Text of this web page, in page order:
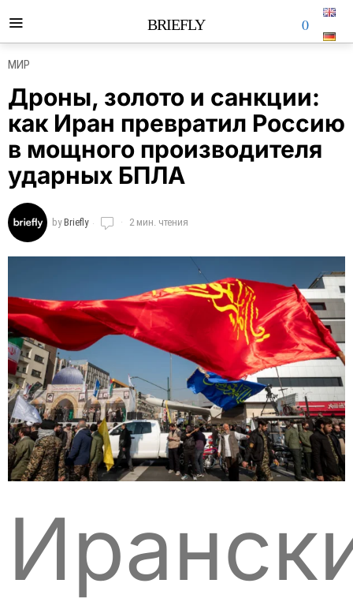
BRIEFLY 0
МИР
Дроны, золото и санкции:
как Иран превратил Россию
в мощного производителя
ударных БПЛА
byBriefly 2 мин. чтения